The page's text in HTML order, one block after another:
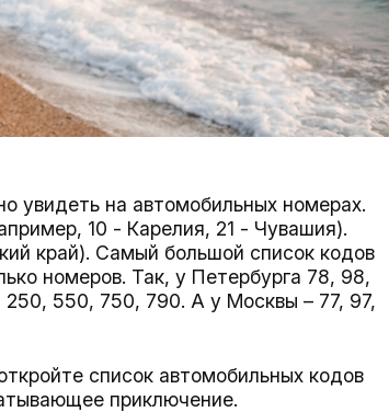
увидеть на автомобильных номерах.
10 - Карелия, 21 - Чувашия).
край). Самый большой список кодов
номеров. Так, у Петербурга 78, 98,
250, 550, 750, 790. А у Москвы – 77, 97,
список автомобильных кодов
приключение.